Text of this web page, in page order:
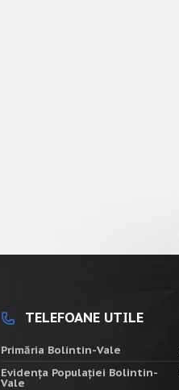
TELEFOANE UTILE
Primăria Bolintin-Vale
Evidența Populației Bolintin-
Vale